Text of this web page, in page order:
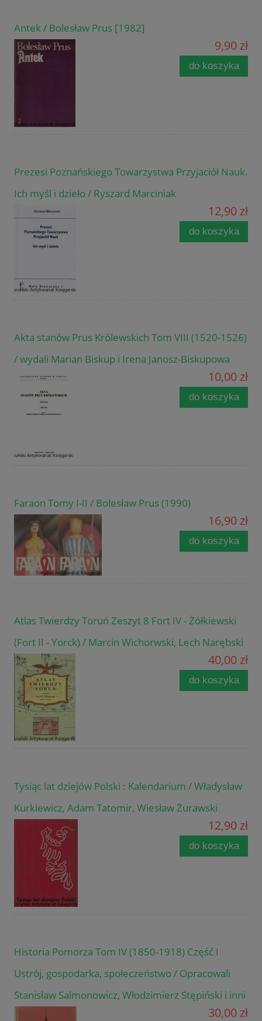
Antek / Bolesław Prus [1982]
9,90 zł
do koszyka
Prezesi Poznańskiego Towarzystwa Przyjaciół Nauk.
Ich myśl i dzieło / Ryszard Marciniak
12,90 zł
do koszyka
Akta stanów Prus Królewskich Tom VIII (1520-1526)
/ wydali Marian Biskup i Irena Janosz-Biskupowa
10,00 zł
do koszyka
Faraon Tomy I-II / Bolesław Prus (1990)
16,90 zł
do koszyka
Atlas Twierdzy Toruń Zeszyt 8 Fort IV - Żółkiewski
(Fort II - Yorck) / Marcin Wichorwski, Lech Narębski
40,00 zł
do koszyka
Tysiąc lat dziejów Polski : Kalendarium / Władysław
Kurkiewicz, Adam Tatomir, Wiesław Żurawski
12,90 zł
do koszyka
Historia Pomorza Tom IV (1850-1918) Część I
Ustrój, gospodarka, społeczeństwo / Opracowali
Stanisław Salmonowicz, Włodzimierz Stępiński i inni
30,00 zł